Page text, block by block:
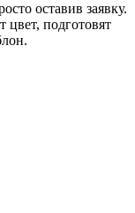
оставив заявку.
подготовят